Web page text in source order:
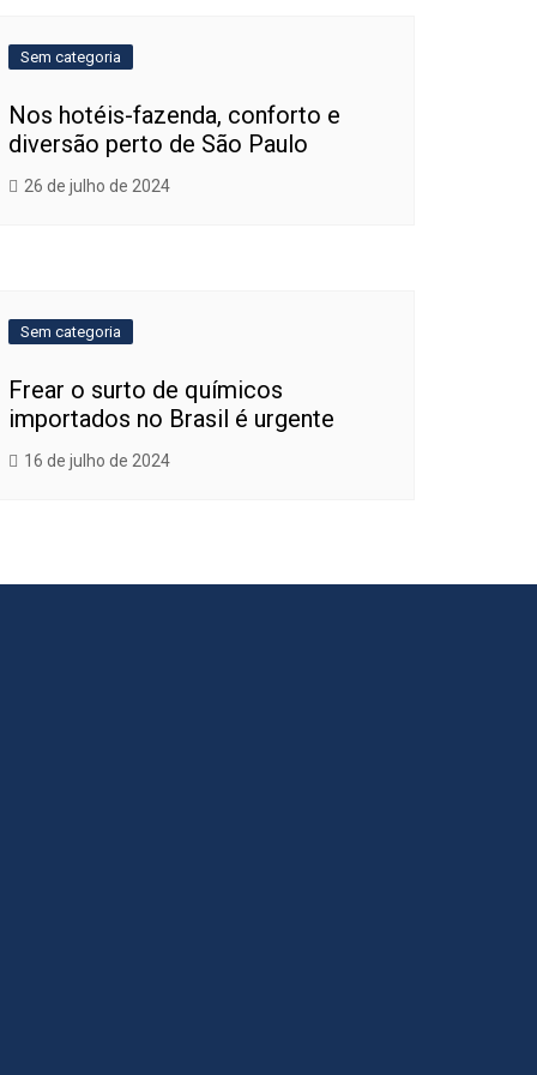
Sem categoria
Nos hotéis-fazenda, conforto e
diversão perto de São Paulo
26 de julho de 2024
Sem categoria
Frear o surto de químicos
importados no Brasil é urgente
16 de julho de 2024